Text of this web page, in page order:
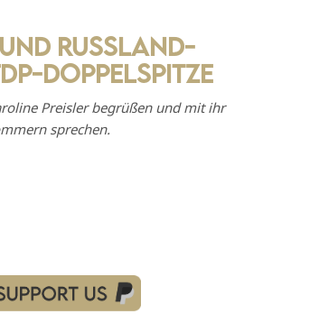
Russland-
Doppelspitze
Preisler begrüßen und mit ihr
sprechen.